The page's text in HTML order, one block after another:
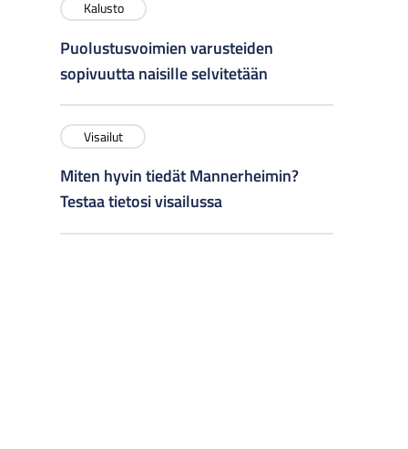
Kalusto
Puolustusvoimien varusteiden
sopivuutta naisille selvitetään
Visailut
Miten hyvin tiedät Mannerheimin?
Testaa tietosi visailussa